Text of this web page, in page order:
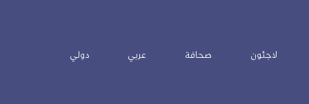
لاجئون صحافة عربي دولي